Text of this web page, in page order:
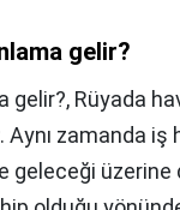
gelir?
gelir?, Rüyada
. Aynı zamanda iş
üzerine